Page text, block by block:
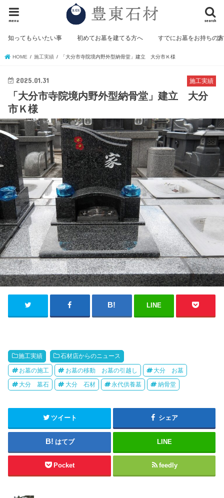
search
menu
知ってもらいたい事 初めてお墓を建てる方へ すでにお墓をお持ちの
HOME 施工実績 「大分市寺院境内野外型納骨堂」建立 大分市Ｋ様
施工実績
2025.01.31
「大分市寺院境内野外型納骨堂」建立 大分
市Ｋ様
LINE
施工実績 石材店からのニュース
お墓の施工 お墓の移動 お墓の引越し 大分 お墓
大分 墓石 大分 石材 永代供養墓 納骨堂
ツイート シェア
はてブ LINE
Pocket feedly